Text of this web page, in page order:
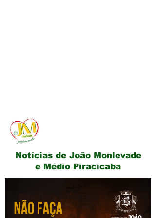
Notícias de João Monlevade
e Médio Piracicaba